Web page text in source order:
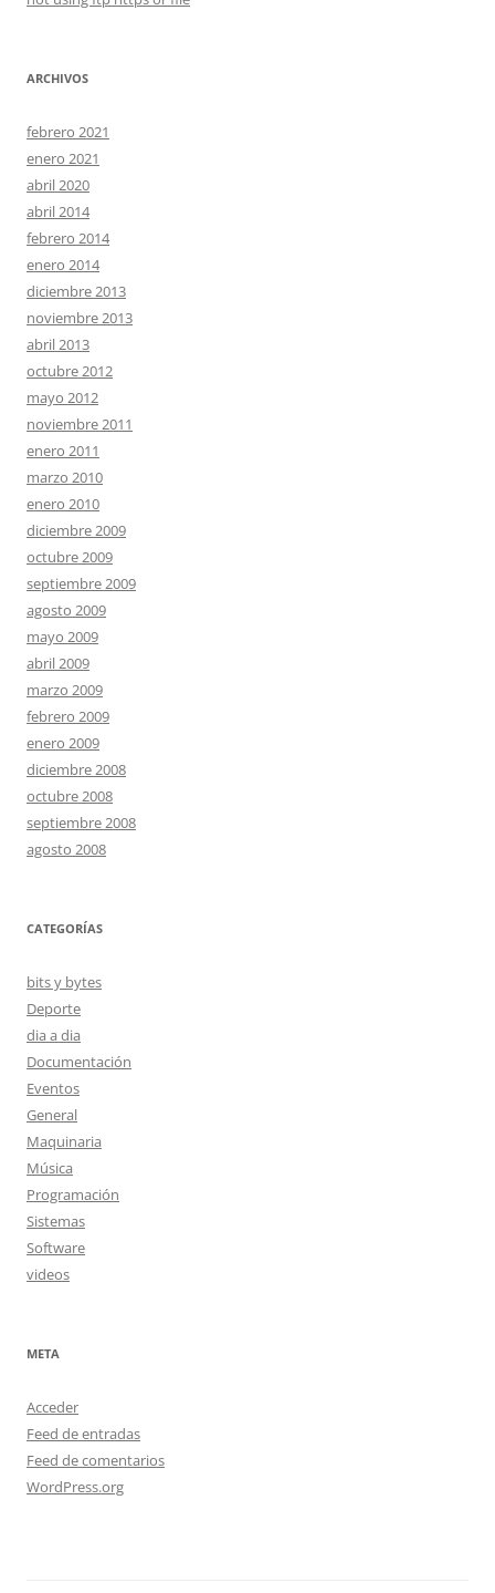
ARCHIVOS
febrero 2021
enero 2021
abril 2020
abril 2014
febrero 2014
enero 2014
diciembre 2013
noviembre 2013
abril 2013
octubre 2012
mayo 2012
noviembre 2011
enero 2011
marzo 2010
enero 2010
diciembre 2009
octubre 2009
septiembre 2009
agosto 2009
mayo 2009
abril 2009
marzo 2009
febrero 2009
enero 2009
diciembre 2008
octubre 2008
septiembre 2008
agosto 2008
CATEGORÍAS
bits y bytes
Deporte
dia a dia
Documentación
Eventos
General
Maquinaria
Música
Programación
Sistemas
Software
videos
META
Acceder
Feed de entradas
Feed de comentarios
WordPress.org